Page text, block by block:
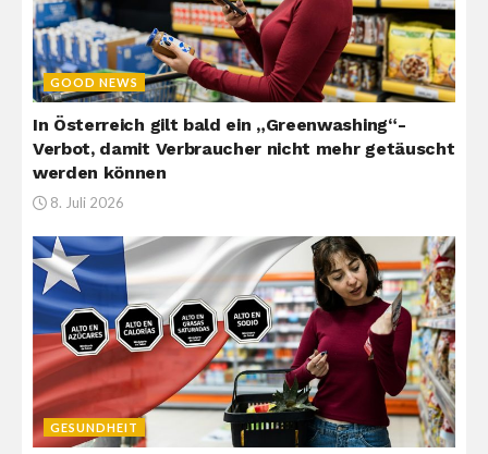
GOOD NEWS
In Österreich gilt bald ein „Greenwashing“-
Verbot, damit Verbraucher nicht mehr getäuscht
werden können
8. Juli 2026
GESUNDHEIT